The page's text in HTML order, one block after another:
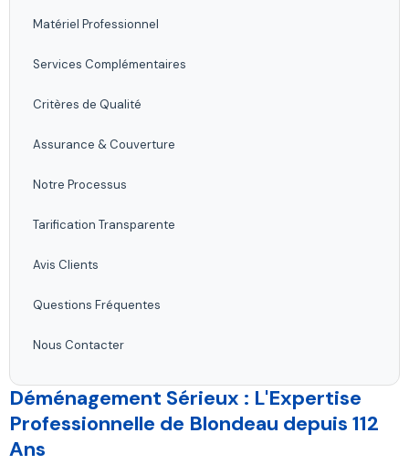
Matériel Professionnel
Services Complémentaires
Critères de Qualité
Assurance & Couverture
Notre Processus
Tarification Transparente
Avis Clients
Questions Fréquentes
Nous Contacter
Déménagement Sérieux : L'Expertise
Professionnelle de Blondeau depuis 112
Ans